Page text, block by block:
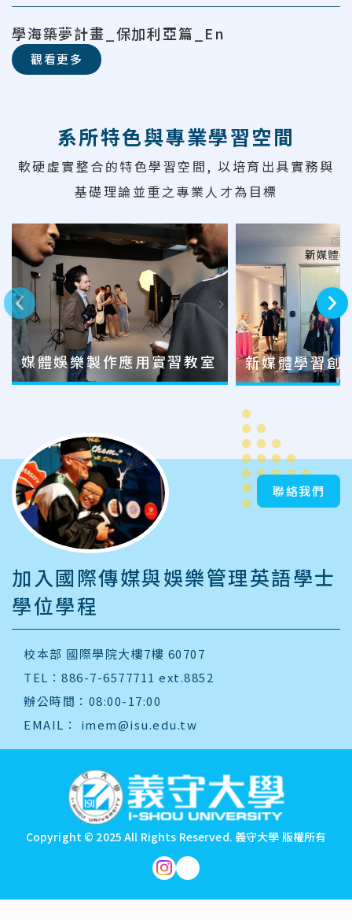
學海築夢計畫_保加利亞篇_En
觀看更多
系所特色與專業學習空間
軟硬虛實整合的特色學習空間, 以培育出具實務與
基礎理論並重之專業人才為目標
上一則
媒體娛樂製作應用實習教室 新媒體學習創
下一則
加入國際傳媒與娛樂管理英語學士
學位學程
聯絡我們
校本部 國際學院大樓7樓 60707
TEL：886-7-6577711 ext.8852
辦公時間：08:00-17:00
EMAIL： imem@isu.edu.tw
Copyright © 2025 All Rights Reserved. 義守大學 版權所有